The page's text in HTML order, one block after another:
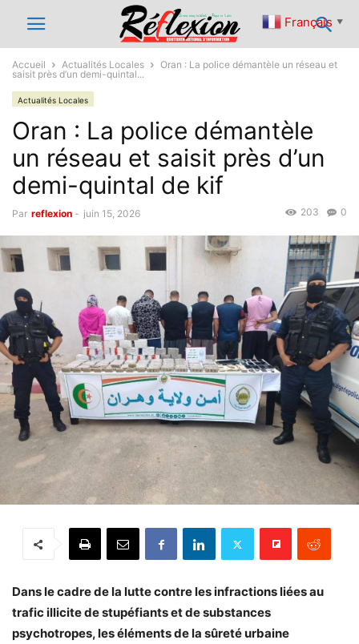
Accueil Actualités Locales
Oran : La police démantèle un réseau et
saisit près d’un demi-quintal...
Actualités Locales
Oran : La police démantèle
un réseau et saisit près d’un
demi-quintal de kif
Par reflexion - juin 15, 2026 0
203
Dans le cadre de la lutte contre les infractions liées au
trafic illicite de stupéfiants et de substances
psychotropes, les éléments de la sûreté urbaine
Français ▼